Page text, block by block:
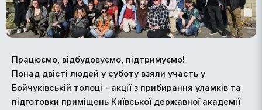
Працюємо, відбудовуємо, підтримуємо!
Понад двісті людей у суботу взяли участь у
Бойчуківській толоці – акції з прибирання уламків та
підготовки приміщень Київської державної академії